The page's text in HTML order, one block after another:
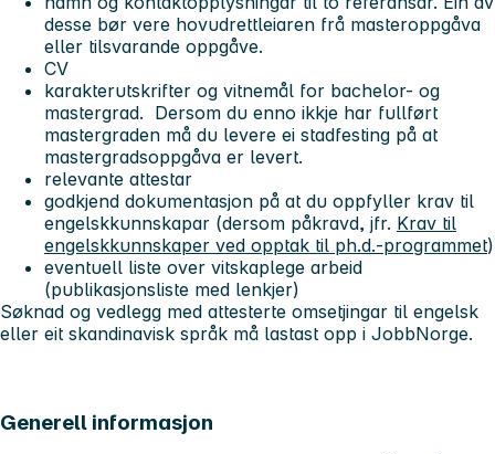
desse bør vere hovudrettleiaren frå masteroppgåva
eller tilsvarande oppgåve.
CV
karakterutskrifter og vitnemål for bachelor- og
mastergrad. Dersom du enno ikkje har fullført
mastergraden må du levere ei stadfesting på at
mastergradsoppgåva er levert.
relevante attestar
godkjend dokumentasjon på at du oppfyller krav til
engelskkunnskapar (dersom påkravd, jfr. Krav til
engelskkunnskaper ved opptak til ph.d.-programmet)
eventuell liste over vitskaplege arbeid
(publikasjonsliste med lenkjer)
Søknad og vedlegg med attesterte omsetjingar til engelsk
eller eit skandinavisk språk må lastast opp i JobbNorge.
Generell informasjon